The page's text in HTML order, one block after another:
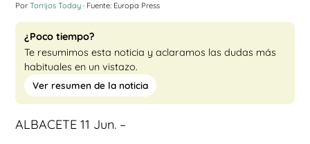
Por Torrijos Today · Fuente: Europa Press
¿Poco tiempo?
Te resumimos esta noticia y aclaramos las dudas más
habituales en un vistazo.
Ver resumen de la noticia
ALBACETE 11 Jun. –